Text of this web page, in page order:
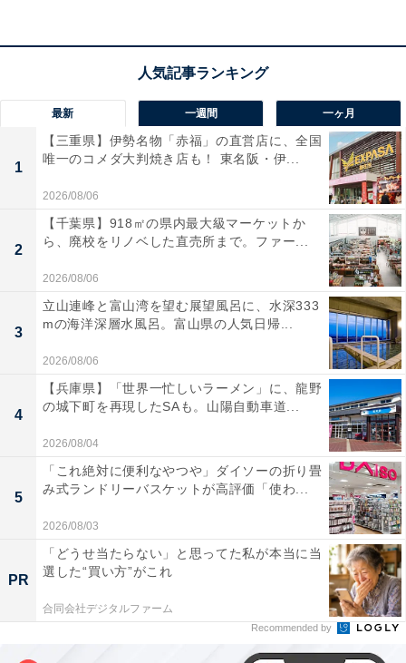
「日帰り温泉 聖籠観音の湯 ざぶーん・ホテルざぶ
ーん」の口コミは？
「日帰り温泉 聖籠観音の湯 ざぶーん・ホテルざぶーん」
には以下のような口コミが寄せられています。
海水のように塩分が非常に強く、身体の芯からしっ
かりと温まって湯冷めしにくい素晴らしい泉質の天
然温泉です。
大浴場や露天風呂、サウナだけでなく、水深約
最新 一週間 一ヶ月
1
【三重県】伊勢名物「赤福」の直営店に、全国
唯一のコメダ大判焼き店も！ 東名阪・伊...
2026/08/06
2
【千葉県】918㎡の県内最大級マーケットか
ら、廃校をリノベした直売所まで。ファー...
2026/08/06
3
立山連峰と富山湾を望む展望風呂に、水深333
mの海洋深層水風呂。富山県の人気日帰...
2026/08/06
4
【兵庫県】「世界一忙しいラーメン」に、龍野
の城下町を再現したSAも。山陽自動車道...
2026/08/04
5
「これ絶対に便利なやつや」ダイソーの折り畳
み式ランドリーバスケットが高評価「使わ...
2026/08/03
PR
「どうせ当たらない」と思ってた私が本当に当
選した“買い方”がこれ
合同会社デジタルファーム
Recommended by